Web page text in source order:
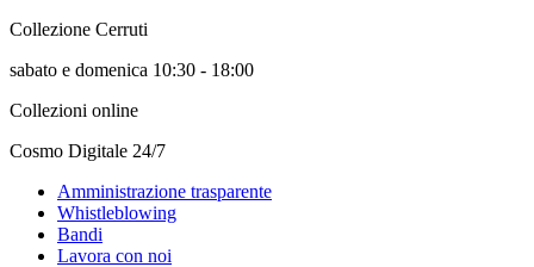
Collezione Cerruti
sabato e domenica 10:30 - 18:00
Collezioni online
Cosmo Digitale 24/7
Amministrazione trasparente
Whistleblowing
Bandi
Lavora con noi